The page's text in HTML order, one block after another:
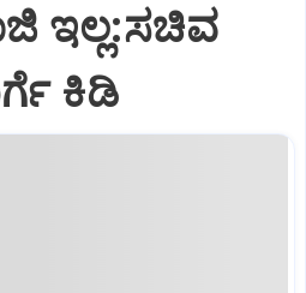
ಇಲ್ಲ:ಸಚಿವ
ಕಿಡಿ